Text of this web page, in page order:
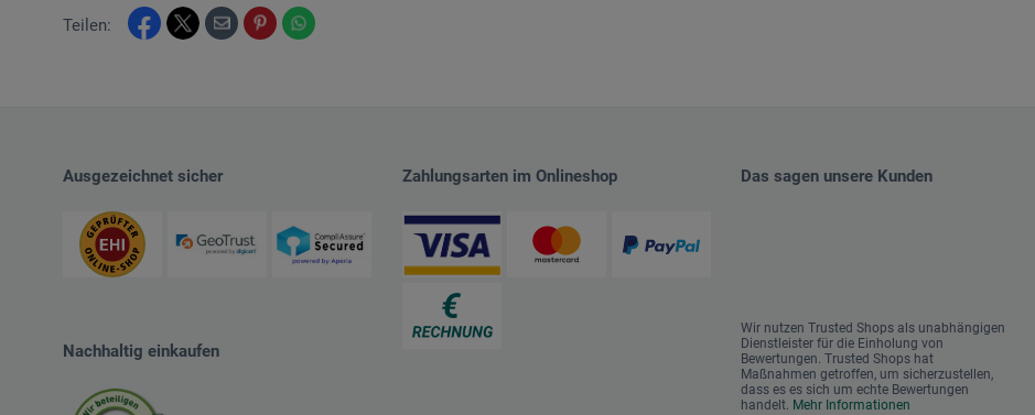
Teilen:
Ausgezeichnet sicher
Nachhaltig einkaufen
Zahlungsarten im Onlineshop Das sagen unsere Kunden
Wir nutzen Trusted Shops als unabhängigen
Dienstleister für die Einholung von
Bewertungen. Trusted Shops hat
Maßnahmen getroffen, um sicherzustellen,
dass es es sich um echte Bewertungen
handelt. Mehr Informationen